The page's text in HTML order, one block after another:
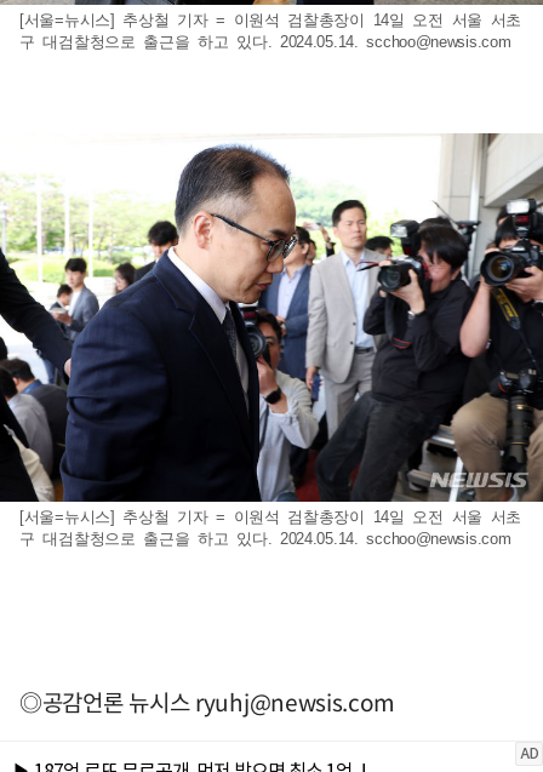
[서울=뉴시스] 추상철 기자 = 이원석 검찰총장이 14일 오전 서울 서초
구 대검찰청으로 출근을 하고 있다. 2024.05.14.scchoo@newsis.com
[서울=뉴시스] 추상철 기자 = 이원석 검찰총장이 14일 오전 서울 서초
구 대검찰청으로 출근을 하고 있다. 2024.05.14.scchoo@newsis.com
◎공감언론 뉴시스ryuhj@newsis.com